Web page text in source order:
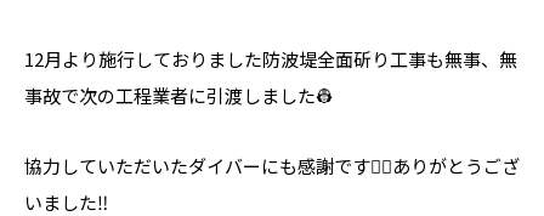
12月より施行しておりました防波堤全面斫り工事も無事、無
事故で次の工程業者に引渡しました👷
協力していただいたダイバーにも感謝です🙇‍♂️ありがとうござ
いました‼️